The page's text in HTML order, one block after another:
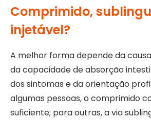
Comprimido,
injetável?
A melhor forma depende da
da capacidade de absorção
dos sintomas e da orientação
algumas pessoas, o comprimido
suficiente; para outras, a via